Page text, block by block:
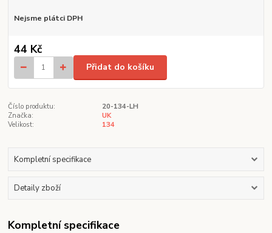
Nejsme plátci DPH
44 Kč
Přidat do košíku
Číslo produktu:
20-134-LH
Značka:
UK
Velikost:
134
Kompletní specifikace
Detaily zboží
Kompletní specifikace